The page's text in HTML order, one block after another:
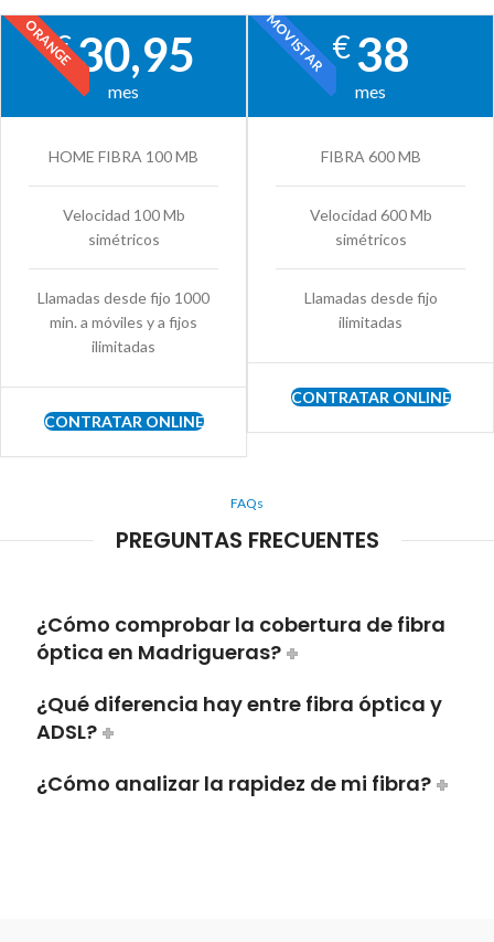
ORANGE
€30,95
mes
HOME FIBRA 100 MB
Velocidad 100 Mb
simétricos
Llamadas desde fijo 1000
min. a móviles y a fijos
ilimitadas
CONTRATAR ONLINE
MOVISTAR€38
mes
FIBRA 600 MB
Velocidad 600 Mb
simétricos
Llamadas desde fijo
ilimitadas
CONTRATAR ONLINE
FAQs
PREGUNTAS FRECUENTES
¿Cómo comprobar la cobertura de fibra
óptica en Madrigueras?
¿Qué diferencia hay entre fibra óptica y
ADSL?
¿Cómo analizar la rapidez de mi fibra?